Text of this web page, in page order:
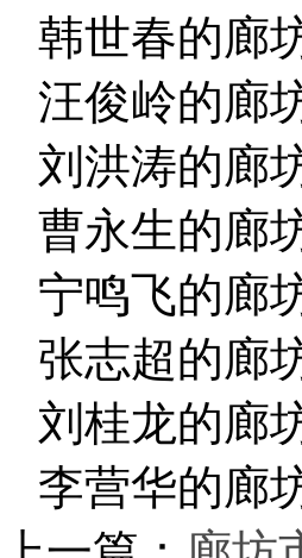
韩世春的廊
汪俊岭的廊
刘洪涛的廊
曹永生的廊
宁鸣飞的廊
张志超的廊
刘桂龙的廊
李营华的廊